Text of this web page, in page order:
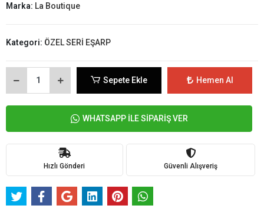
Marka: La Boutique
Kategori: ÖZEL SERİ EŞARP
Sepete Ekle Hemen Al
WHATSAPP İLE SİPARİŞ VER
Hızlı Gönderi Güvenli Alışveriş